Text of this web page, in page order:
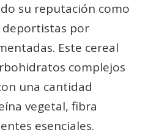
su reputación como
por
Este cereal
complejos
una cantidad
vegetal, fibra
esenciales.